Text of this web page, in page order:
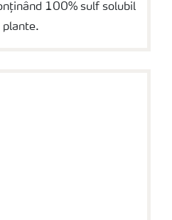
100% sulf solubil
plante.